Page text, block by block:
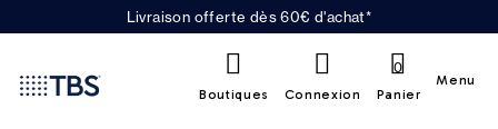
Livraison offerte dès 60€ d'achat*
Boutiques Connexion Panier
0
Menu